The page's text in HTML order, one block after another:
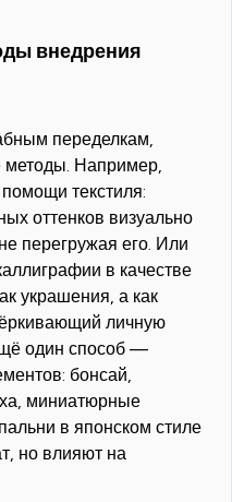
внедрения
переделкам,
методы. Например,
текстиля:
оттенков визуально
перегружая его. Или
в качестве
украшения, а как
личную
один способ —
бонсай,
миниатюрные
в японском стиле
но влияют на